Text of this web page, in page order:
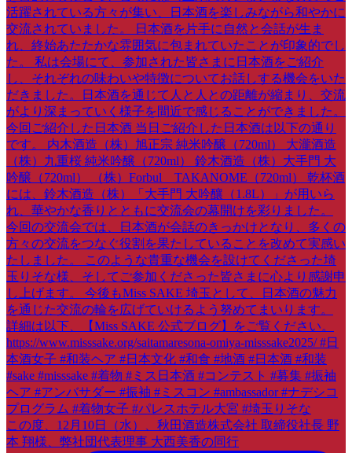
この度、12月10日（水）、秋田酒造株式会社 取締役社長 野
本 翔様、弊社団代表理事 大西美香の同行